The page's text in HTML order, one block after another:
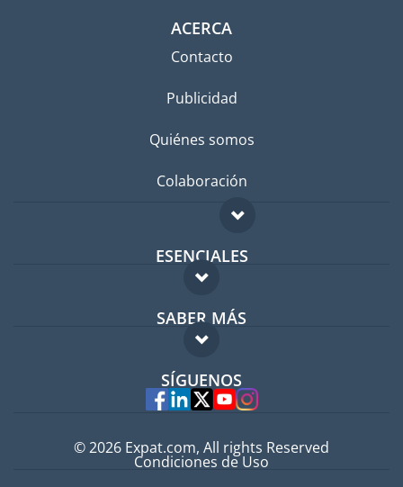
ACERCA
Contacto
Publicidad
Quiénes somos
Colaboración
ESENCIALES
Foro para expatriados
Guía para expatriados
Trabajos en el extranjero
SABER MÁS
FAQ
Expertos
SÍGUENOS
© 2026 Expat.com, All rights Reserved
Condiciones de Uso